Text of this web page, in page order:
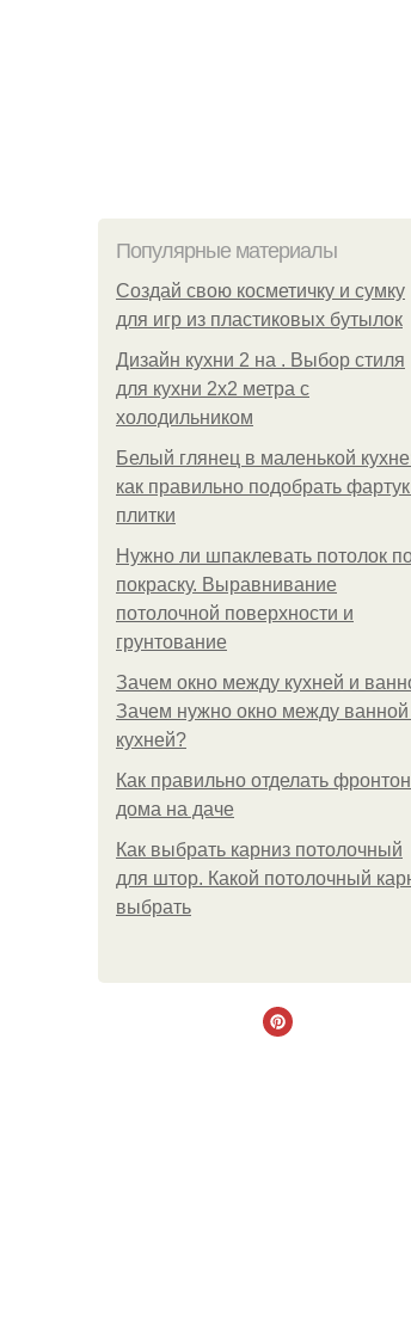
Популярные материалы
Создай свою косметичку и сумку
для игр из пластиковых бутылок
Дизайн кухни 2 на . Выбор стиля
для кухни 2х2 метра с
холодильником
Белый глянец в маленькой
как правильно подобрать
плитки
Нужно ли шпаклевать потолок
покраску. Выравнивание
потолочной поверхности и
грунтование
Зачем окно между кухней и
Зачем нужно окно между ванной
кухней?
Как правильно отделать
дома на даче
Как выбрать карниз потолочный
для штор. Какой потолочный
выбрать